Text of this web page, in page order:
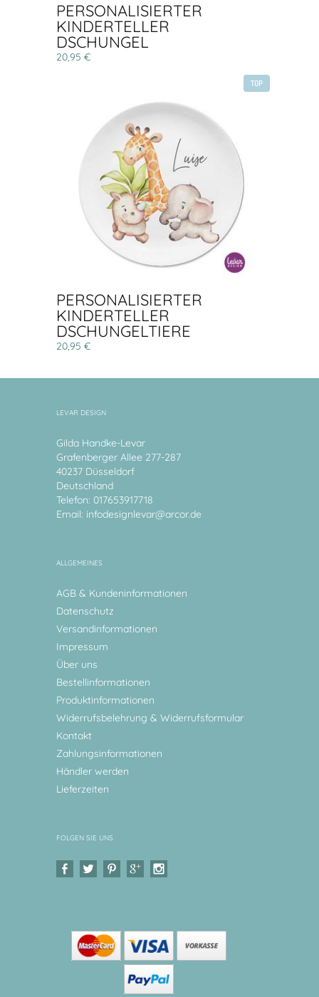
PERSONALISIERTER
KINDERTELLER
DSCHUNGEL
20,95 €
TOP
PERSONALISIERTER
KINDERTELLER
DSCHUNGELTIERE
20,95 €
LEVAR DESIGN
Gilda Handke-Levar
Grafenberger Allee 277-287
40237 Düsseldorf
Deutschland
Telefon: 017653917718
Email: infodesignlevar@arcor.de
ALLGEMEINES
AGB & Kundeninformationen
Datenschutz
Versandinformationen
Impressum
Über uns
Bestellinformationen
Produktinformationen
Widerrufsbelehrung & Widerrufsformular
Kontakt
Zahlungsinformationen
Händler werden
Lieferzeiten
FOLGEN SIE UNS